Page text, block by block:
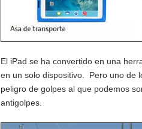
El iPad se ha convertido en una
en un solo dispositivo. Pero uno de
peligro de golpes al que podemos
antigolpes.